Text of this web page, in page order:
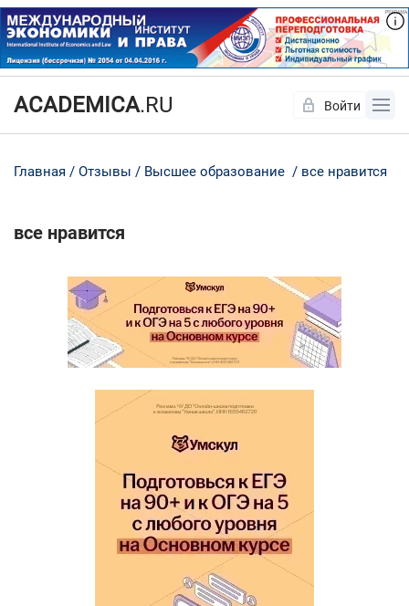
ACADEMICA.RU Войти
Главная Отзывы Высшее образование все нравится
все нравится
Да Нет